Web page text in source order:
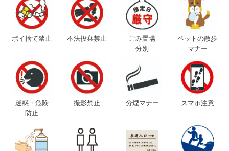
ポイ捨て禁止 不法投棄禁止
ごみ置場
分別
ペットの散歩
マナー
迷惑・危険
防止
撮影禁止 分煙マナー スマホ注意